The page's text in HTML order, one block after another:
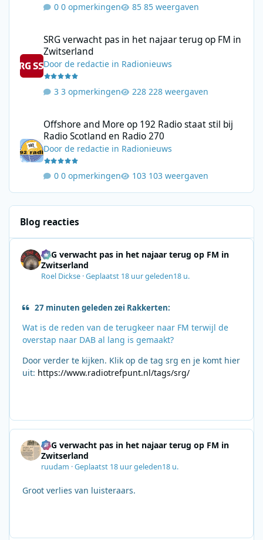
0 opmerkingen 85 weergaven
SRG verwacht pas in het najaar terug op FM in
Zwitserland
Doorde redactie in Radionieuws
3 opmerkingen 228 weergaven
Offshore and More op 192 Radio staat stil bij
Radio Scotland en Radio 270
Doorde redactie in Radionieuws
0 opmerkingen 103 weergaven
Blog reacties
SRG verwacht pas in het najaar terug op FM in
Zwitserland
Roel Dickse ·Geplaatst 18 uur geleden18 u.
27 minuten geleden zei Rakkerten:
Wat is de reden van de terugkeer naar FM terwijl de
overstap naar DAB al lang is gemaakt?
Door verder te kijken. Klik op de tag srg en je komt hier
uit: https://www.radiotrefpunt.nl/tags/srg/
SRG verwacht pas in het najaar terug op FM in
Zwitserland
ruudam ·Geplaatst 18 uur geleden18 u.
Groot verlies van luisteraars.